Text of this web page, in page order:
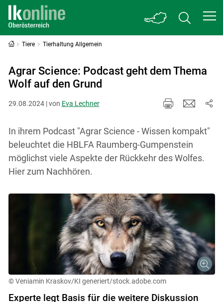
Tiere Tierhaltung Allgemein
Agrar Science: Podcast geht dem Thema
Wolf auf den Grund
29.08.2024 | von Eva Lechner
In ihrem Podcast "Agrar Science - Wissen kompakt"
beleuchtet die HBLFA Raumberg-Gumpenstein
möglichst viele Aspekte der Rückkehr des Wolfes.
Hier zum Nachhören.
© Veniamin Kraskov/KI generiert/stock.adobe.com
Experte legt Basis für die weitere Diskussion